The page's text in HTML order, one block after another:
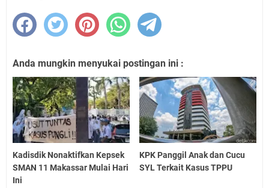
Anda mungkin menyukai postingan ini :
Kadisdik Nonaktifkan Kepsek
SMAN 11 Makassar Mulai Hari
Ini
KPK Panggil Anak dan Cucu
SYL Terkait Kasus TPPU